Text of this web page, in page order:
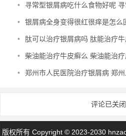
• 寻常型银屑病吃什么食物好呢 寻常
• 银屑病全身变得很红很痒是怎么回
• 肽可以治疗银屑病吗 肽能治疗
• 柴油能治疗牛皮癣么 柴油能治
• 郑州市人民医院治疗银屑病 郑
评论已关闭
版权所有 Copyright © 2023-2030